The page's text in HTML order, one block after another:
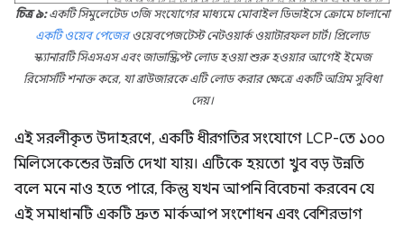
চিত্র ৯:একটি সিমুলেটেড ৩জি সংযোগের মাধ্যমে মোবাইল ডিভাইসে ক্রোমে চালানো
একটি ওয়েব পেজেরওয়েবপেজটেস্ট নেটওয়ার্ক ওয়াটারফল চার্ট। প্রিলোড
স্ক্যানারটি সিএসএস এবং জাভাস্ক্রিপ্ট লোড হওয়া শুরু হওয়ার আগেই ইমেজ
রিসোর্সটি শনাক্ত করে, যা ব্রাউজারকে এটি লোড করার ক্ষেত্রে একটি অগ্রিম সুবিধা
দেয়।
এই সরলীকৃত উদাহরণে, একটি ধীরগতির সংযোগে LCP-তে ১০০
মিলিসেকেন্ডের উন্নতি দেখা যায়। এটিকে হয়তো খুব বড় উন্নতি
বলে মনে নাও হতে পারে, কিন্তু যখন আপনি বিবেচনা করবেন যে
এই সমাধানটি একটি দ্রুত মার্কআপ সংশোধন এবং বেশিরভাগ